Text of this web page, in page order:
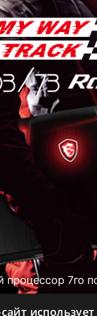
процессор 7го
. Выдающаяся